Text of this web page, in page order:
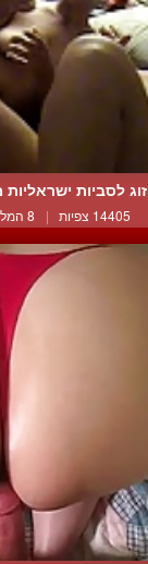
זוג לסביות
14405 צפיות | 8 המלצות